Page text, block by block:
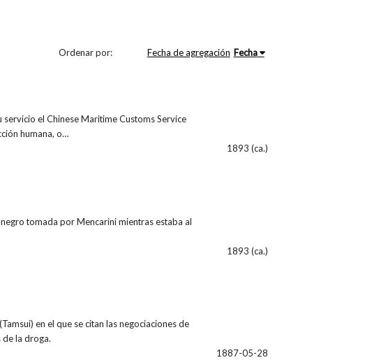
Ordenar por: Fecha de agregación Fecha
el Chinese Maritime Customs Service
humana, o…
1893 (ca.)
tomada por Mencarini mientras estaba al
1893 (ca.)
en el que se citan las negociaciones de
de la droga.
1887-05-28